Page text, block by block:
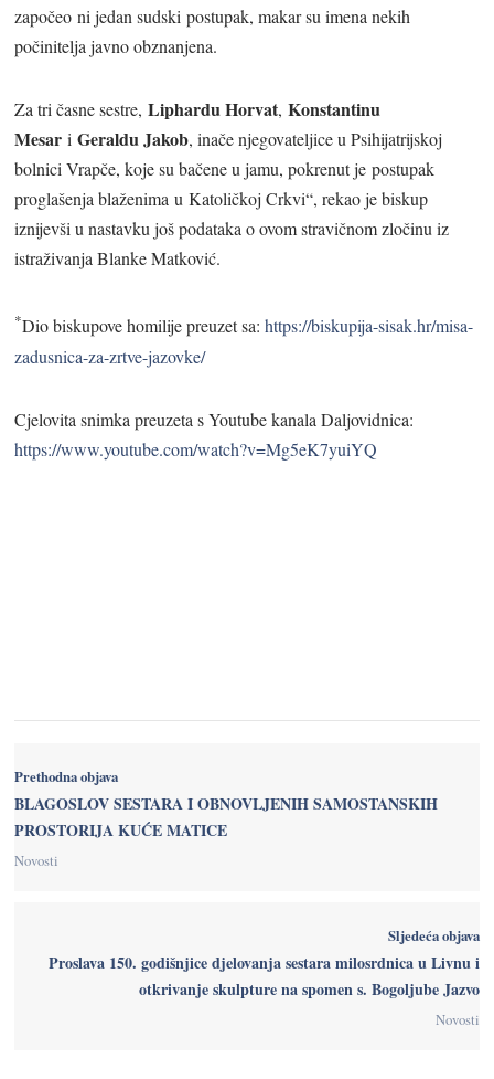
započeo ni jedan sudski postupak, makar su imena nekih
počinitelja javno obznanjena.
Za tri časne sestre,Liphardu Horvat,Konstantinu
Mesar iGeraldu Jakob, inače njegovateljice u Psihijatrijskoj
bolnici Vrapče, koje su bačene u jamu, pokrenut je postupak
proglašenja blaženima u Katoličkoj Crkvi“, rekao je biskup
iznijevši u nastavku još podataka o ovom stravičnom zločinu iz
istraživanja Blanke Matković.
*Dio biskupove homilije preuzet sa:https://biskupija-sisak.hr/misa-
zadusnica-za-zrtve-jazovke/
Cjelovita snimka preuzeta s Youtube kanala Daljovidnica:
https://www.youtube.com/watch?v=Mg5eK7yuiYQ
Prethodna objava
BLAGOSLOV SESTARA I OBNOVLJENIH SAMOSTANSKIH
PROSTORIJA KUĆE MATICE
Novosti
Sljedeća objava
Proslava 150. godišnjice djelovanja sestara milosrdnica u Livnu i
otkrivanje skulpture na spomen s. Bogoljube Jazvo
Novosti